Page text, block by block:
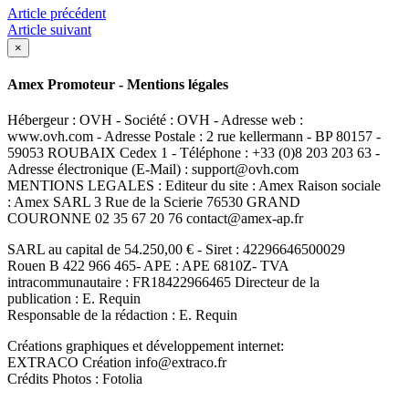
Article précédent
Article suivant
×
Amex Promoteur - Mentions légales
Hébergeur : OVH - Société : OVH - Adresse web :
www.ovh.com - Adresse Postale : 2 rue kellermann - BP 80157 -
59053 ROUBAIX Cedex 1 - Téléphone : +33 (0)8 203 203 63 -
Adresse électronique (E-Mail) : support@ovh.com
MENTIONS LEGALES : Editeur du site : Amex Raison sociale
: Amex SARL 3 Rue de la Scierie 76530 GRAND
COURONNE 02 35 67 20 76 contact@amex-ap.fr
SARL au capital de 54.250,00 € - Siret : 42296646500029
Rouen B 422 966 465- APE : APE 6810Z- TVA
intracommunautaire : FR18422966465 Directeur de la
publication : E. Requin
Responsable de la rédaction : E. Requin
Créations graphiques et développement internet:
EXTRACO Création info@extraco.fr
Crédits Photos : Fotolia